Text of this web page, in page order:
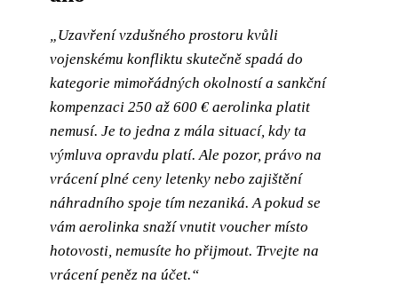
„Uzavření vzdušného prostoru kvůli
vojenskému konfliktu skutečně spadá do
kategorie mimořádných okolností a sankční
kompenzaci 250 až 600 € aerolinka platit
nemusí. Je to jedna z mála situací, kdy ta
výmluva opravdu platí. Ale pozor, právo na
vrácení plné ceny letenky nebo zajištění
náhradního spoje tím nezaniká. A pokud se
vám aerolinka snaží vnutit voucher místo
hotovosti, nemusíte ho přijmout. Trvejte na
vrácení peněz na účet.“